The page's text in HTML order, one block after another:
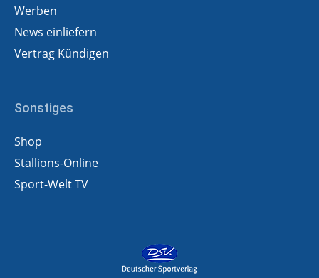
Werben
News einliefern
Vertrag Kündigen
Sonstiges
Shop
Stallions-Online
Sport-Welt TV